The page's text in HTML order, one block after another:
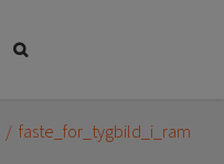
faste_for_tygbild_i_ram